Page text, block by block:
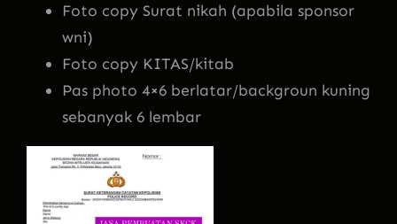
Foto copy Surat nikah (apabila sponsor
wni)
Foto copy KITAS/kitab
Pas photo 4×6 berlatar/backgroun kuning
sebanyak 6 lembar